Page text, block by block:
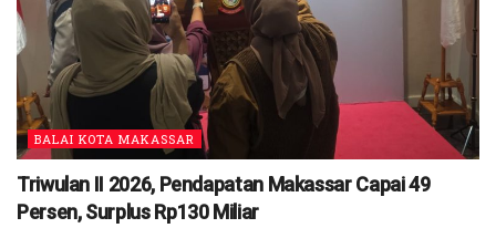
BALAI KOTA MAKASSAR
Triwulan II 2026, Pendapatan Makassar Capai 49
Persen, Surplus Rp130 Miliar